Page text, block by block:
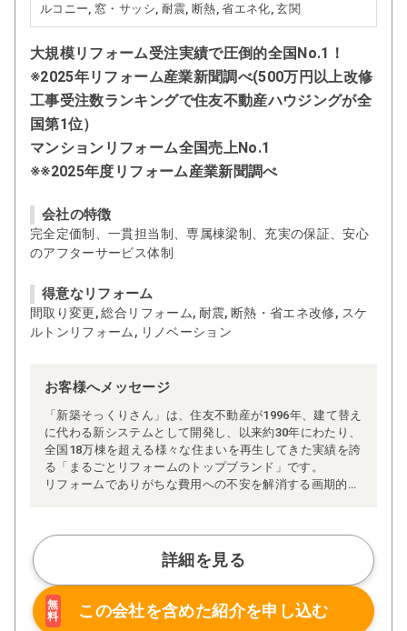
ルコニー, 窓・サッシ, 耐震, 断熱, 省エネ化, 玄関
大規模リフォーム受注実績で圧倒的全国No.1！
※2025年リフォーム産業新聞調べ(500万円以上改修
工事受注数ランキングで住友不動産ハウジングが全
国第1位）
マンションリフォーム全国売上No.1
※※2025年度リフォーム産業新聞調べ
会社の特徴
完全定価制、一貫担当制、専属棟梁制、充実の保証、安心
のアフターサービス体制
得意なリフォーム
間取り変更, 総合リフォーム, 耐震, 断熱・省エネ改修, スケ
ルトンリフォーム, リノベーション
お客様へメッセージ
「新築そっくりさん」は、住友不動産が1996年、建て替え
に代わる新システムとして開発し、以来約30年にわたり、
全国18万棟を超える様々な住まいを再生してきた実績を誇
る「まるごとリフォームのトップブランド」です。
リフォームでありがちな費用への不安を解消する画期的な
ム」、経験豊かなセールスエンジニアによる「一貫担当
制」などが高い信頼を得ています。
また、大規模リフォームに習熟した施工管理者が現場を統
括する「専属棟梁制」、豊富な実績に裏付けられた充実の
施工マニュアルや検査体制により高い施工品質を実現。
さらに、住友不動産のリフォームならではの充実の保証、
詳細を見る
無
料
この会社を含めた紹介を申し込む